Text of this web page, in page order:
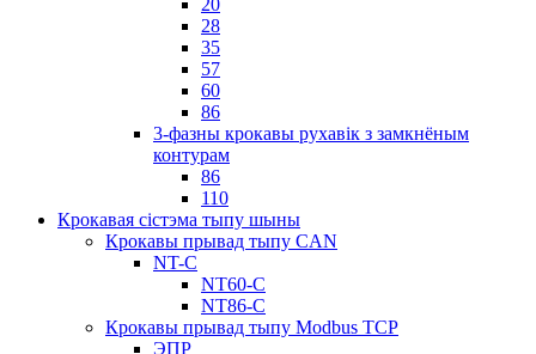
28
35
57
60
86
3-фазны крокавы рухавік з замкнёным
контурам
86
110
Крокавая сістэма тыпу шыны
Крокавы прывад тыпу CAN
NT-C
NT60-C
NT86-C
Крокавы прывад тыпу Modbus TCP
ЭПР